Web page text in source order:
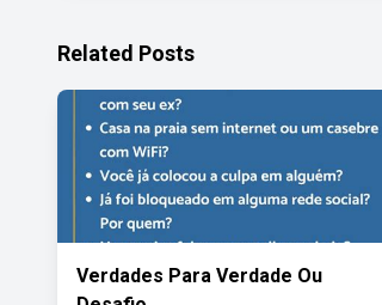
Related Posts
Verdades Para Verdade Ou